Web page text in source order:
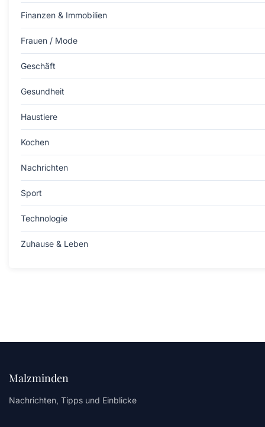
Finanzen & Immobilien
Frauen / Mode
Geschäft
Gesundheit
Haustiere
Kochen
Nachrichten
Sport
Technologie
Zuhause & Leben
Malzminden
Nachrichten, Tipps und Einblicke